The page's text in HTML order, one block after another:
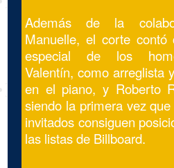
Además de la
Manuelle, el corte contó
especial de los
Valentín, como arreglista
en el piano, y Roberto
siendo la primera vez
invitados consiguen
las listas de Billboard.